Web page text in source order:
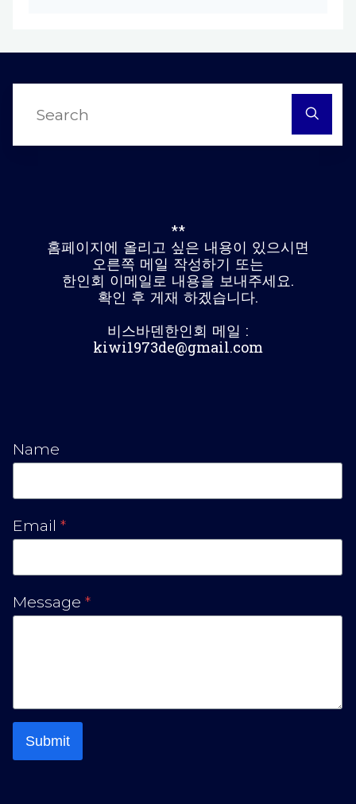
**
홈페이지에 올리고 싶은 내용이 있으시면
오른쪽 메일 작성하기 또는
한인회 이메일로 내용을 보내주세요.
확인 후 게재 하겠습니다.
비스바덴한인회 메일 :
kiwi1973de@gmail.com
Name
Email *
Message *
Submit